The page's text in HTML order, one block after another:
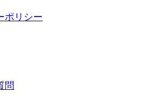
ポリシー
問